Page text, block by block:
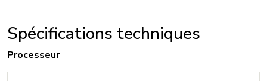
Spécifications techniques
Processeur